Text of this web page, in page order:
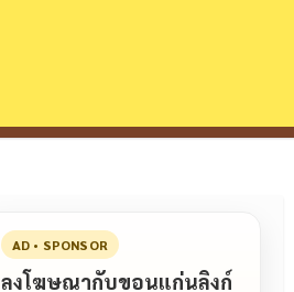
AD • SPONSOR
ลงโฆษณากับขอนแก่นลิงก์